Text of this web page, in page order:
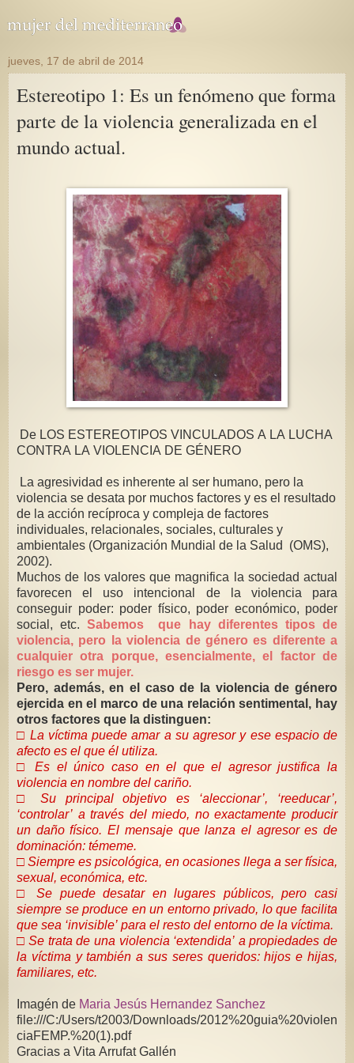
jueves, 17 de abril de 2014
Estereotipo 1: Es un fenómeno que forma
parte de la violencia generalizada en el
mundo actual.
De LOS ESTEREOTIPOS VINCULADOS A LA LUCHA
CONTRA LA VIOLENCIA DE GÉNERO
La agresividad es inherente al ser humano, pero la
violencia se desata por muchos factores y es el resultado
de la acción recíproca y compleja de factores
individuales, relacionales, sociales, culturales y
ambientales (Organización Mundial de la Salud (OMS),
2002).
Muchos de los valores que magnifica la sociedad actual
favorecen el uso intencional de la violencia para
conseguir poder: poder físico, poder económico, poder
social, etc. Sabemos que hay diferentes tipos de
violencia, pero la violencia de género es diferente a
cualquier otra porque, esencialmente, el factor de
riesgo es ser mujer.
Pero, además, en el caso de la violencia de género
ejercida en el marco de una relación sentimental, hay
otros factores que la distinguen:
□ La víctima puede amar a su agresor y ese espacio de
afecto es el que él utiliza.
□ Es el único caso en el que el agresor justifica la
violencia en nombre del cariño.
□ Su principal objetivo es ‘aleccionar’, ‘reeducar’,
‘controlar’ a través del miedo, no exactamente producir
un daño físico. El mensaje que lanza el agresor es de
dominación: témeme.
□ Siempre es psicológica, en ocasiones llega a ser física,
sexual, económica, etc.
□ Se puede desatar en lugares públicos, pero casi
siempre se produce en un entorno privado, lo que facilita
que sea ‘invisible’ para el resto del entorno de la víctima.
□ Se trata de una violencia ‘extendida’ a propiedades de
la víctima y también a sus seres queridos: hijos e hijas,
familiares, etc.
Imagén de Maria Jesús Hernandez Sanchez
file:///C:/Users/t2003/Downloads/2012%20guia%20violen
ciaFEMP.%20(1).pdf
Gracias a Vita Arrufat Gallén